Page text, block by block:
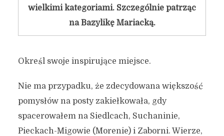
wielkimi kategoriami. Szczególnie patrząc
na Bazylikę Mariacką.
Określ swoje inspirujące miejsce.
Nie ma przypadku, że zdecydowana większość
pomysłów na posty zakiełkowała, gdy
spacerowałem na Siedlcach, Suchaninie,
Pieckach-Migowie (Morenie) i Zaborni. Wierze,